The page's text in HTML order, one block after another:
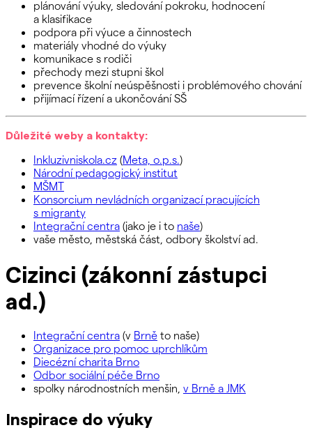
plánování výuky, sledování pokroku, hodnocení
a klasifikace
podpora při výuce a činnostech
materiály vhodné do výuky
komunikace s rodiči
přechody mezi stupni škol
prevence školní neúspěšnosti i problémového chování
přijímací řízení a ukončování SŠ
Důležité weby a kontakty:
Inkluzivniskola.cz (Meta, o.p.s.)
Národní pedagogický institut
MŠMT
Konsorcium nevládních organizací pracujících
s migranty
Integrační centra (jako je i to naše)
vaše město, městská část, odbory školství ad.
Cizinci (zákonní zástupci
ad.)
Integrační centra (v Brně to naše)
Organizace pro pomoc uprchlíkům
Diecézní charita Brno
Odbor sociální péče Brno
spolky národnostních menšin, v Brně a JMK
Inspirace do výuky